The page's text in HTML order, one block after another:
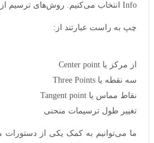
Info انتخاب می‌کنیم. روش‌های ترسیم از سمت
چپ به راست عبارتند از:
از مرکز یا Center point
سه نقطه یا Three Points
نقاط مماس یا Tangent point
تغییر طول ترسیمات منحنی